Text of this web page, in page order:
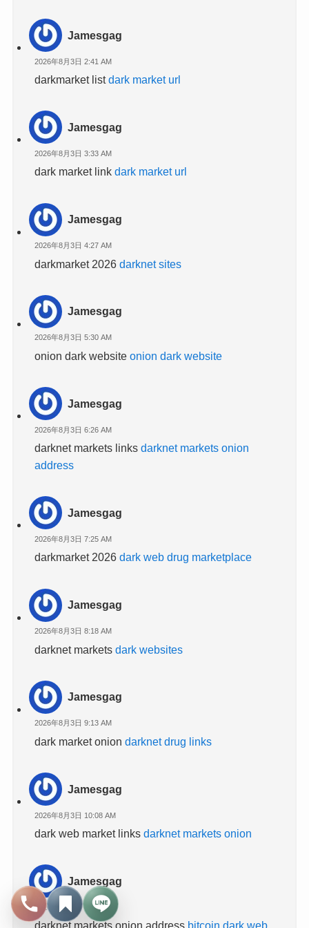
Jamesgag
2026年8月3日 2:41 AM
darkmarket listdark market url
Jamesgag
2026年8月3日 3:33 AM
dark market linkdark market url
Jamesgag
2026年8月3日 4:27 AM
darkmarket 2026darknet sites
Jamesgag
2026年8月3日 5:30 AM
onion dark websiteonion dark website
Jamesgag
2026年8月3日 6:26 AM
darknet markets linksdarknet markets onion
address
Jamesgag
2026年8月3日 7:25 AM
darkmarket 2026dark web drug marketplace
Jamesgag
2026年8月3日 8:18 AM
darknet marketsdark websites
Jamesgag
2026年8月3日 9:13 AM
dark market oniondarknet drug links
Jamesgag
2026年8月3日 10:08 AM
dark web market linksdarknet markets onion
Jamesgag
2026年8月3日 11:03 AM
darknet markets onion address bitcoin dark web